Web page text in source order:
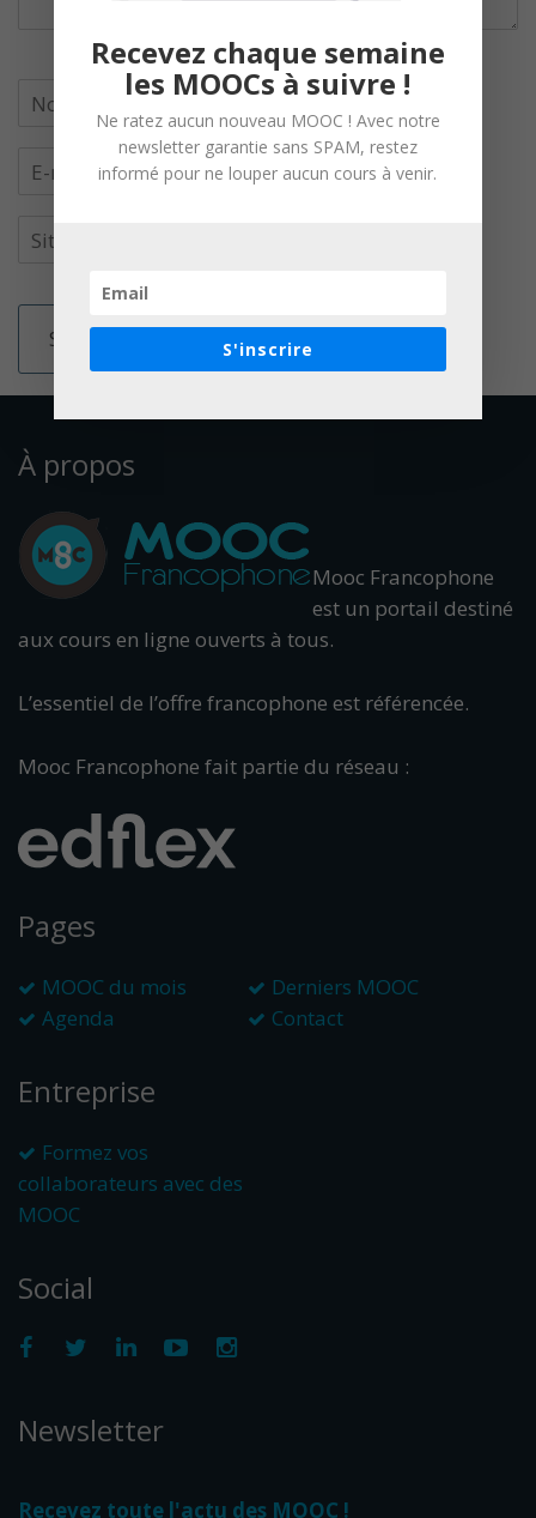
À propos
Mooc Francophone
est un portail destiné
aux cours en ligne ouverts à tous.
L’essentiel de l’offre francophone est référencée.
Mooc Francophone fait partie du réseau :
Pages
MOOC du mois
Derniers MOOC
Agenda
Contact
Entreprise
Formez vos
collaborateurs avec des
MOOC
Social
Newsletter
Recevez toute l'actu des MOOC !
Recevez chaque semaine
les MOOCs à suivre !
Ne ratez aucun nouveau MOOC ! Avec notre
newsletter garantie sans SPAM, restez
informé pour ne louper aucun cours à venir.
S'inscrire